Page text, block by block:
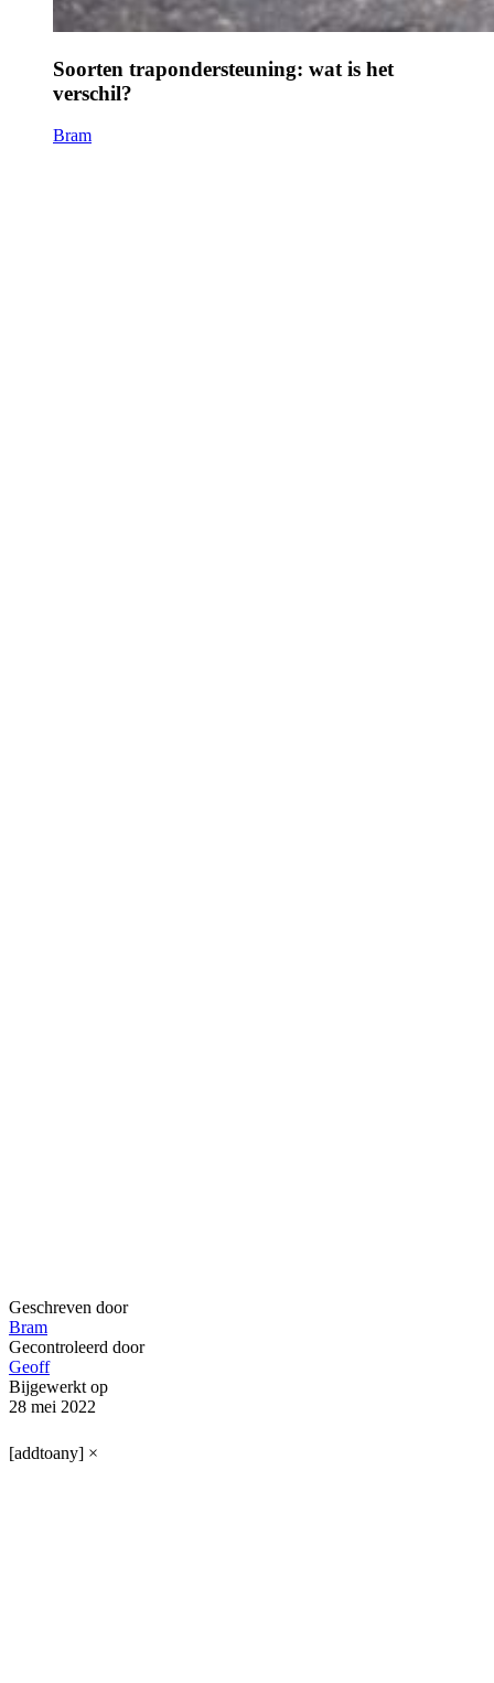
Soorten trapondersteuning: wat is het
verschil?
Bram
Geschreven door
Bram
Gecontroleerd door
Geoff
Bijgewerkt op
28 mei 2022
[addtoany] ×